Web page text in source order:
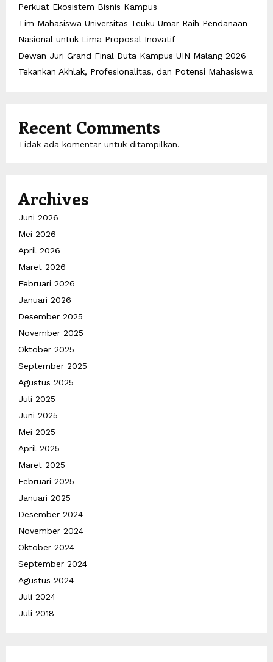
Perkuat Ekosistem Bisnis Kampus
Tim Mahasiswa Universitas Teuku Umar Raih Pendanaan
Nasional untuk Lima Proposal Inovatif
Dewan Juri Grand Final Duta Kampus UIN Malang 2026
Tekankan Akhlak, Profesionalitas, dan Potensi Mahasiswa
Recent Comments
Tidak ada komentar untuk ditampilkan.
Archives
Juni 2026
Mei 2026
April 2026
Maret 2026
Februari 2026
Januari 2026
Desember 2025
November 2025
Oktober 2025
September 2025
Agustus 2025
Juli 2025
Juni 2025
Mei 2025
April 2025
Maret 2025
Februari 2025
Januari 2025
Desember 2024
November 2024
Oktober 2024
September 2024
Agustus 2024
Juli 2024
Juli 2018